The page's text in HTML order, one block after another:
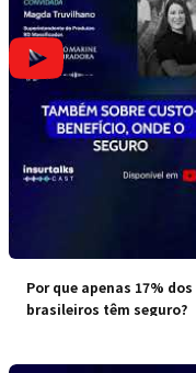
Por que apenas 17% dos
brasileiros têm seguro?